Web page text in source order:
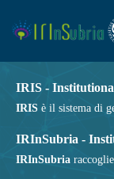
IRIS -
IRIS è il sistema di
IRInSubria -
IRInSubria